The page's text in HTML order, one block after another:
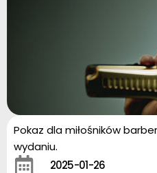
Pokaz dla miłośników
wydaniu.
2025-01-26